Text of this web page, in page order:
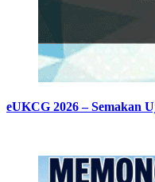
eUKCG 2026 – Semakan